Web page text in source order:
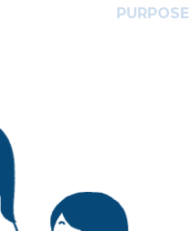
PURPOSE